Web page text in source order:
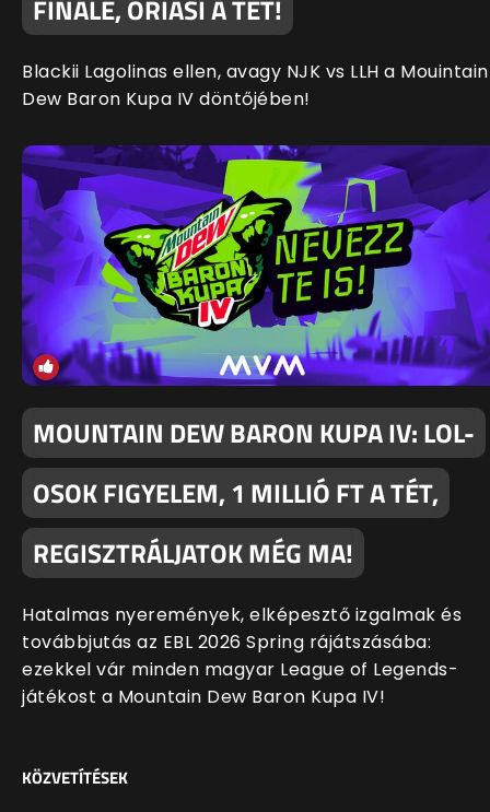
FINÁLÉ, ÓRIÁSI A TÉT!
Blackii Lagolinas ellen, avagy NJK vs LLH a Mouintain
Dew Baron Kupa IV döntőjében!
MOUNTAIN DEW BARON KUPA IV: LOL-
OSOK FIGYELEM, 1 MILLIÓ FT A TÉT,
REGISZTRÁLJATOK MÉG MA!
Hatalmas nyeremények, elképesztő izgalmak és
továbbjutás az EBL 2026 Spring rájátszásába:
ezekkel vár minden magyar League of Legends-
játékost a Mountain Dew Baron Kupa IV!
KÖZVETÍTÉSEK